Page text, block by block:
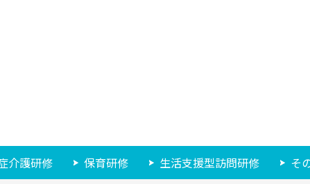
介護研修 保育研修 生活支援型訪問研修
そ